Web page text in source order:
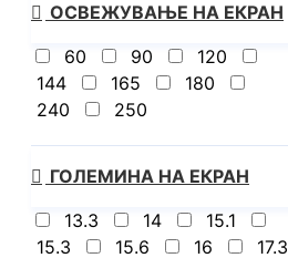
430
445
450
5825U
7235HS
7320U
7445HS
7520U
7535U
7735HS
8940HX
9955HX
13450HX
i5-13420H
i7-1355U
i7-14650HX
ОСВЕЖУВАЊЕ НА ЕКРАН
60
90
120
144
165
180
240
250
ГОЛЕМИНА НА ЕКРАН
13.3
14
15.1
15.3
15.6 16 17.3